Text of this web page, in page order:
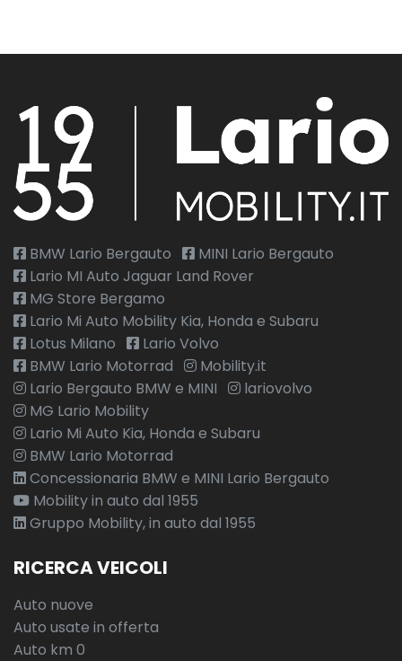
BMW Lario Bergauto
MINI Lario Bergauto
Lario MI Auto Jaguar Land Rover
MG Store Bergamo
Lario Mi Auto Mobility Kia, Honda e Subaru
Lotus Milano
Lario Volvo
BMW Lario Motorrad
Mobility.it
Lario Bergauto BMW e MINI
lariovolvo
MG Lario Mobility
Lario Mi Auto Kia, Honda e Subaru
BMW Lario Motorrad
Concessionaria BMW e MINI Lario Bergauto
Mobility in auto dal 1955
Gruppo Mobility, in auto dal 1955
RICERCA VEICOLI
Auto nuove
Auto usate in offerta
Auto km 0